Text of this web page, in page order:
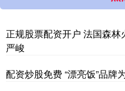
正规股票配资开户 法国森
严峻
配资炒股免费 “漂亮饭”品牌